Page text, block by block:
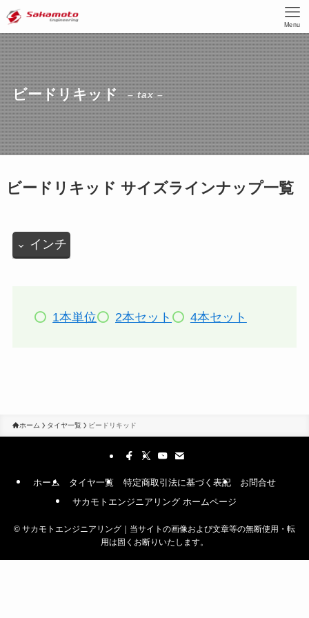
Menu
ビードリキッド – tax –
ビードリキッド サイズラインナップ一覧
インチ
1本単位 2本セット 4本セット
ホーム タイヤ一覧 ビードリキッド
ホーム タイヤ一覧 特定商取引法に基づく表記
お問合せ
サカモトエンジニアリング ホームページ
© サカモトエンジニアリング｜当サイトの画像および文章等の無断使用・転
用は固くお断りいたします。